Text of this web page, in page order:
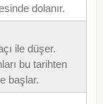
dolanır.
ile düşer.
bu tarihten
başlar.